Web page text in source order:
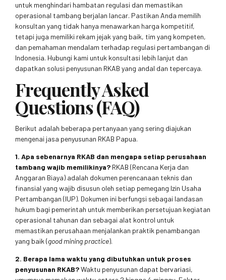
untuk menghindari hambatan regulasi dan memastikan
operasional tambang berjalan lancar. Pastikan Anda memilih
konsultan yang tidak hanya menawarkan harga kompetitif,
tetapi juga memiliki rekam jejak yang baik, tim yang kompeten,
dan pemahaman mendalam terhadap regulasi pertambangan di
Indonesia. Hubungi kami untuk konsultasi lebih lanjut dan
dapatkan solusi penyusunan RKAB yang andal dan tepercaya.
Frequently Asked
Questions (FAQ)
Berikut adalah beberapa pertanyaan yang sering diajukan
mengenai jasa penyusunan RKAB Papua.
1. Apa sebenarnya RKAB dan mengapa setiap perusahaan
tambang wajib memilikinya? RKAB (Rencana Kerja dan
Anggaran Biaya) adalah dokumen perencanaan teknis dan
finansial yang wajib disusun oleh setiap pemegang Izin Usaha
Pertambangan (IUP). Dokumen ini berfungsi sebagai landasan
hukum bagi pemerintah untuk memberikan persetujuan kegiatan
operasional tahunan dan sebagai alat kontrol untuk
memastikan perusahaan menjalankan praktik penambangan
yang baik (good mining practice).
2. Berapa lama waktu yang dibutuhkan untuk proses
penyusunan RKAB?Waktu penyusunan dapat bervariasi,